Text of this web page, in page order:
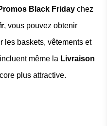
Black Friday chez
, vous pouvez obtenir
les baskets, vêtements et
même la Livraison
plus attractive.